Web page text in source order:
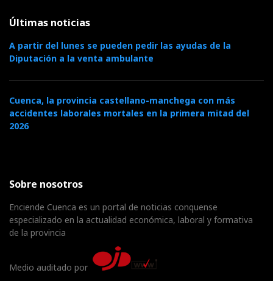
Últimas noticias
A partir del lunes se pueden pedir las ayudas de la
Diputación a la venta ambulante
Cuenca, la provincia castellano-manchega con más
accidentes laborales mortales en la primera mitad del
2026
Sobre nosotros
Enciende Cuenca es un portal de noticias conquense
especializado en la actualidad económica, laboral y formativa
de la provincia
Medio auditado por